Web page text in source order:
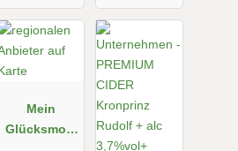
Mein
Glücksmom